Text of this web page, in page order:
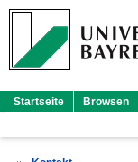
Startseite Browsen